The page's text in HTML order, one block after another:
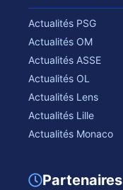
Actualités PSG
Actualités OM
Actualités ASSE
Actualités OL
Actualités Lens
Actualités Lille
Actualités Monaco
Partenaires